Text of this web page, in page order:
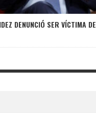
DENUNCIÓ SER VÍCTIMA DE